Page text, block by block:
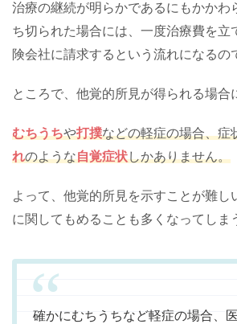
治療の継続が明らかであるにもかかわ
ち切られた場合には、一度治療費を立
険会社に請求するという流れになるの
ところで、他覚的所見が得られる場合
むちうちや打撲などの軽症の場合、症
れのような自覚症状しかありません。
よって、他覚的所見を示すことが難し
に関してもめることも多くなってしま
確かにむちうちなど軽症の場合、